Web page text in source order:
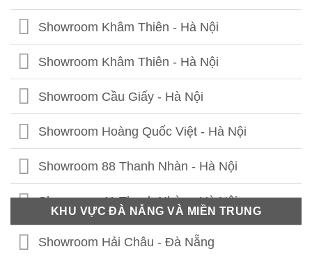
Showroom Khâm Thiên - Hà Nội
Showroom Khâm Thiên - Hà Nội
Showroom Cầu Giấy - Hà Nội
Showroom Hoàng Quốc Việt - Hà Nội
Showroom 88 Thanh Nhàn - Hà Nội
Showroom 41 Thanh Nhàn - Hà Nội
Showroom Thái Thịnh - Hà Nội
KHU VỰC ĐÀ NẴNG VÀ MIỀN TRUNG
Showroom Hải Châu - Đà Nẵng